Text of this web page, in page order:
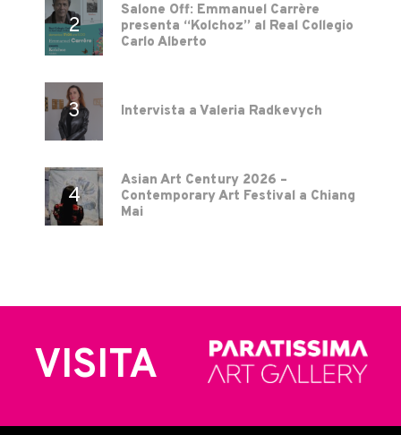
Salone Off: Emmanuel Carrère
presenta “Kolchoz” al Real Collegio
Carlo Alberto
Intervista a Valeria Radkevych
Asian Art Century 2026 –
Contemporary Art Festival a Chiang
Mai
VISITA